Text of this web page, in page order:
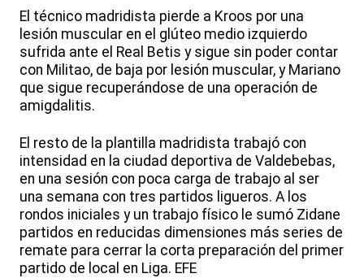
El técnico madridista pierde a Kroos por una
lesión muscular en el glúteo medio izquierdo
sufrida ante el Real Betis y sigue sin poder contar
con Militao, de baja por lesión muscular, y Mariano
que sigue recuperándose de una operación de
amigdalitis.
El resto de la plantilla madridista trabajó con
intensidad en la ciudad deportiva de Valdebebas,
en una sesión con poca carga de trabajo al ser
una semana con tres partidos ligueros. A los
rondos iniciales y un trabajo físico le sumó Zidane
partidos en reducidas dimensiones más series de
remate para cerrar la corta preparación del primer
partido de local en Liga. EFE